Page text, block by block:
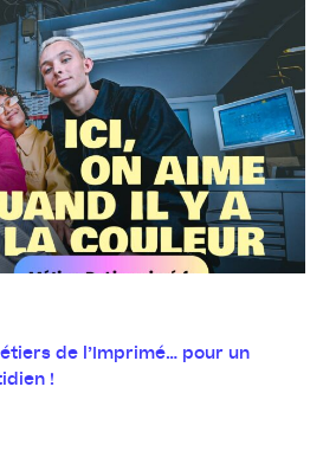
de l’Imprimé… pour un
!